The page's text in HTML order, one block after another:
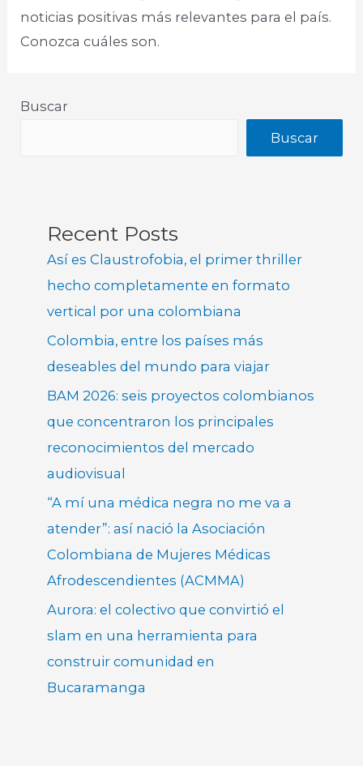
noticias positivas más relevantes para el país.
Conozca cuáles son.
Buscar
Buscar
Recent Posts
Así es Claustrofobia, el primer thriller
hecho completamente en formato
vertical por una colombiana
Colombia, entre los países más
deseables del mundo para viajar
BAM 2026: seis proyectos colombianos
que concentraron los principales
reconocimientos del mercado
audiovisual
“A mí una médica negra no me va a
atender”: así nació la Asociación
Colombiana de Mujeres Médicas
Afrodescendientes (ACMMA)
Aurora: el colectivo que convirtió el
slam en una herramienta para
construir comunidad en
Bucaramanga